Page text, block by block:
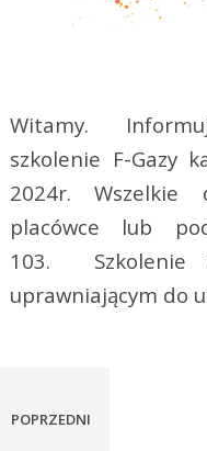
Witamy.
szkolenie F-Gazy
2024r. Wszelkie
placówce lub
103. Szkolenie
uprawniającym do
POPRZEDNI